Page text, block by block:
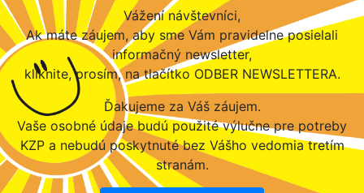
Vážení návštevníci,
Ak máte záujem, aby sme Vám pravidelne posielali
informačný newsletter,
kliknite, prosím, na tlačítko ODBER NEWSLETTERA.
Ďakujeme za Váš záujem.
Vaše osobné údaje budú použité výlučne pre potreby
KZP a nebudú poskytnuté bez Vášho vedomia tretím
stranám.